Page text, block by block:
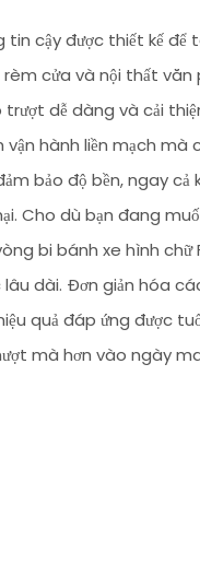
cậy được thiết kế để
cửa và nội thất văn
dễ dàng và cải
hành liền mạch mà
bảo độ bền, ngay cả
Cho dù bạn đang
bi bánh xe hình chữ
dài. Đơn giản hóa
quả đáp ứng được
mà hơn vào ngày